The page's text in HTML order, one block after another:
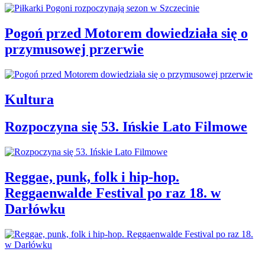
Pogoń przed Motorem dowiedziała się o
przymusowej przerwie
Kultura
Rozpoczyna się 53. Ińskie Lato Filmowe
Reggae, punk, folk i hip-hop.
Reggaenwalde Festival po raz 18. w
Darłówku